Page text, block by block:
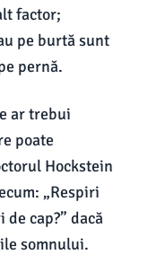
factor;
pe burtă sunt
pernă.
ar trebui
poate
Hockstein
„Respiri
cap?” dacă
somnului.